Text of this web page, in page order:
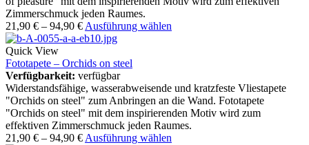
Zimmerschmuck jeden Raumes.
21,90 € – 94,90 € Ausführung wählen
Quick View
Fototapete – Orchids on steel
Verfügbarkeit: verfügbar
Widerstandsfähige, wasserabweisende und kratzfeste Vliestapete
"Orchids on steel" zum Anbringen an die Wand. Fototapete
"Orchids on steel" mit dem inspirierenden Motiv wird zum
effektiven Zimmerschmuck jeden Raumes.
21,90 € – 94,90 € Ausführung wählen